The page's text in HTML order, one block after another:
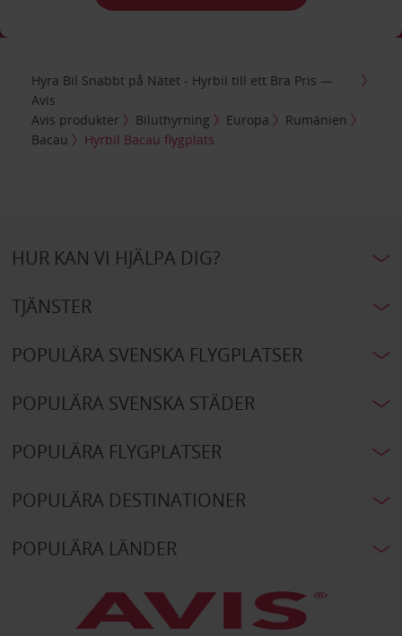
Hyra Bil Snabbt på Nätet - Hyrbil till ett Bra Pris —
Avis
Avis produkter
Biluthyrning Europa
Rumänien
Bacau
Hyrbil Bacau flygplats
HUR KAN VI HJÄLPA DIG?
TJÄNSTER
POPULÄRA SVENSKA FLYGPLATSER
POPULÄRA SVENSKA STÄDER
POPULÄRA FLYGPLATSER
POPULÄRA DESTINATIONER
POPULÄRA LÄNDER